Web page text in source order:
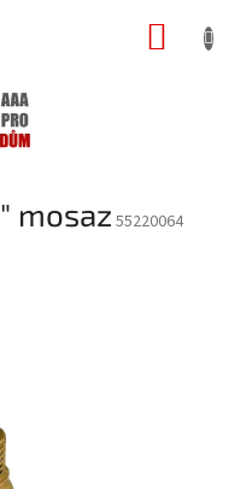
mosaz 55220064